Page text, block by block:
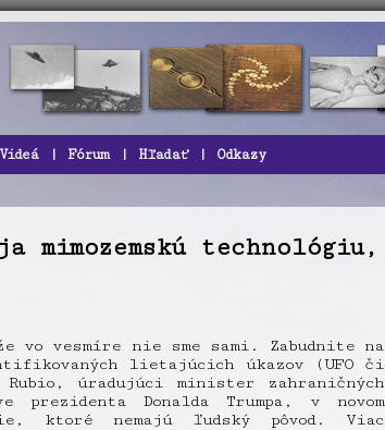
Videá | Fórum | Hľadať | Odkazy
technológiu,
vo vesmíre nie sme sami. Zabudnite na
lietajúcich úkazov (UFO či
Rubio, úradujúci minister zahraničných
Donalda Trumpa, v novom
ktoré nemajú ľudský pôvod. Viac